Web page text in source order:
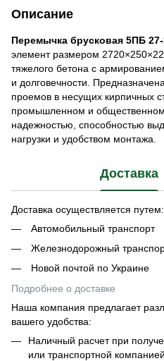
Описание
Перемычка брусковая 5ПБ
элемент размером
тяжелого бетона с
и долговечности.
проемов в несущих кирпичных
промышленном и общественном
надежностью, способностью
нагрузки и удобством монтажа.
Доставка
Доставка осуществляется путем:
Автомобильный транспорт
Железнодорожный
Новой почтой по Украине
Подробнее о доставке
Наша компания предлагает
вашего удобства:
Наличный расчет при
или транспортной